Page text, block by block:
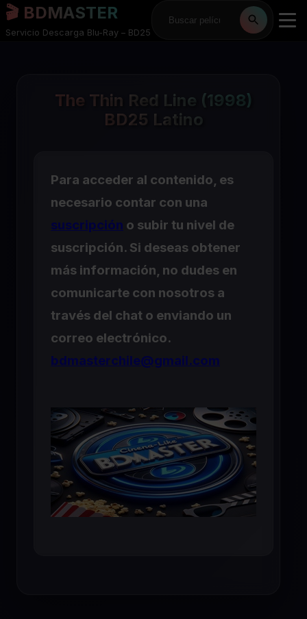
🎬 BDMASTER
Servicio Descarga Blu-Ray – BD25
The Thin Red Line (1998)
BD25 Latino
Para acceder al contenido, es
necesario contar con una
suscripción o subir tu nivel de
suscripción. Si deseas obtener
más información, no dudes en
comunicarte con nosotros a
través del chat o enviando un
correo electrónico.
bdmasterchile@gmail.com